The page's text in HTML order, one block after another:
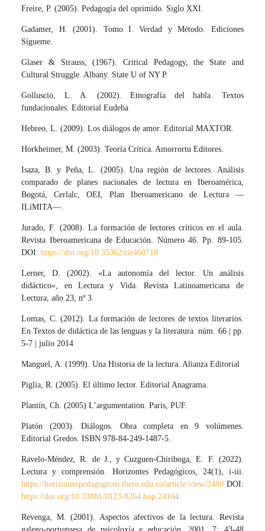
Freire, P. (2005). Pedagogía del oprimido. Siglo XXI.
Gadamer, H. (2001). Tomo I. Verdad y Método. Ediciones
Sígueme.
Glaser & Strauss, (1967). Critical Pedagogy, the State and
Cultural Struggle. Albany. State U of NY P.
Golluscio, L. A. (2002). Etnografía del habla. Textos
fundacionales. Editorial Eudeba
Hebreo, L. (2009). Los diálogos de amor. Editorial MAXTOR.
Horkheimer, M. (2003). Teoría Crítica. Amorrortu Editores.
Isaza, B. y Peña, L. (2005). Una región de lectores. Análisis
comparado de planes nacionales de lectura en Iberoamérica,
Bogotá, Cerlalc, OEI, Plan Iberoamericano de Lectura —
ILíMITA—.
Jurado, F. (2008). La formación de lectores críticos en el aula.
Revista Iberoamericana de Educación. Número 46. Pp. 89-105.
DOI:https://doi.org/10.35362/rie460718
Lerner, D. (2002). «La autonomía del lector. Un análisis
didáctico», en Lectura y Vida. Revista Latinoamericana de
Lectura, año 23, nº 3.
Lomas, C. (2012). La formación de lectores de textos literarios.
En Textos de didáctica de las lenguas y la literatura. núm. 66 | pp.
5-7 | julio 2014
Manguel, A. (1999). Una Historia de la lectura. Alianza Editorial
Piglia, R. (2005). El último lector. Editorial Anagrama.
Plantín, Ch. (2005) L’argumentation. Paris, PUF.
Platón (2003). Diálogos. Obra completa en 9 volúmenes.
Editorial Gredos. ISBN 978-84-249-1487-5.
Ravelo-Méndez, R. de J., y Cuzguen-Chiriboga, E. F. (2022).
Lectura y comprensión. Horizontes Pedagógicos, 24(1), i-iii.
https://horizontespedagogicos.ibero.edu.co/article/view/2480 DOI:
https://doi.org/10.33881/0123-8264.hop.24104
Revenga, M. (2001). Aspectos afectivos de la lectura. Revista